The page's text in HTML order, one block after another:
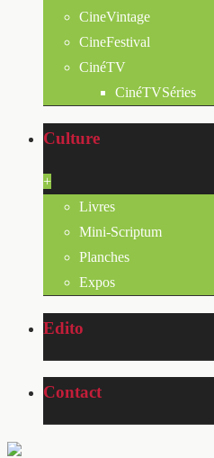
CineVintage
CineFestival
CinéTV
CinéTVSéries
Culture
+
Livres
Mini-Scriptum
Planches
Expos
Edito
Contact